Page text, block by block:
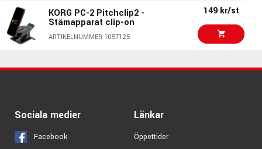
ARTIKELNUMMER 1078243
KORG GA50 -
ARTIKELNUMMER 1055477
189 kr/st
Tuner
KORG PC-2 Pitchclip2 -
Stämapparat clip-on
ARTIKELNUMMER 1057125
149 kr/st
Daddario PW-CT-27
Daddario PW-CT-12 NS
Micro Headstock
Tuner
Sociala medier
Facebook
Länkar
Öppettider